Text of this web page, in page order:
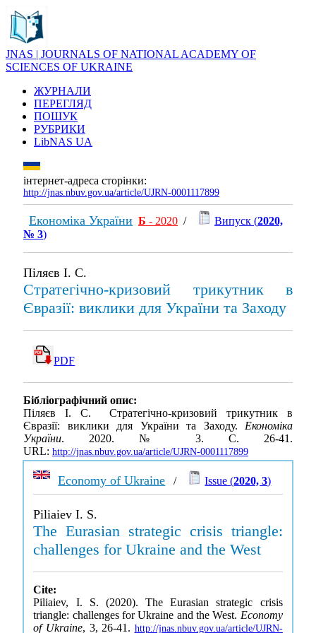
JNAS | JOURNALS OF NATIONAL ACADEMY OF
SCIENCES OF UKRAINE
ЖУРНАЛИ
ПЕРЕГЛЯД
ПОШУК
РУБРИКИ
LibNAS UA
інтернет-адреса сторінки:
http://jnas.nbuv.gov.ua/article/UJRN-0001117899
Економіка України Б - 2020 / Випуск (2020,
№ 3)
Піляєв І. С.
Стратегічно-кризовий трикутник в
Євразії: виклики для України та Заходу
PDF
Бібліографічний опис:
Піляєв І. С. Стратегічно-кризовий трикутник в
Євразії: виклики для України та Заходу. Економіка
України. 2020. № 3. С. 26-41.
URL: http://jnas.nbuv.gov.ua/article/UJRN-0001117899
Economy of Ukraine / Issue (2020, 3)
Piliaiev I. S.
The Eurasian strategic crisis triangle:
challenges for Ukraine and the West
Cite:
Piliaiev, I. S. (2020). The Eurasian strategic crisis
triangle: challenges for Ukraine and the West. Economy
of Ukraine, 3, 26-41. http://jnas.nbuv.gov.ua/article/UJRN-